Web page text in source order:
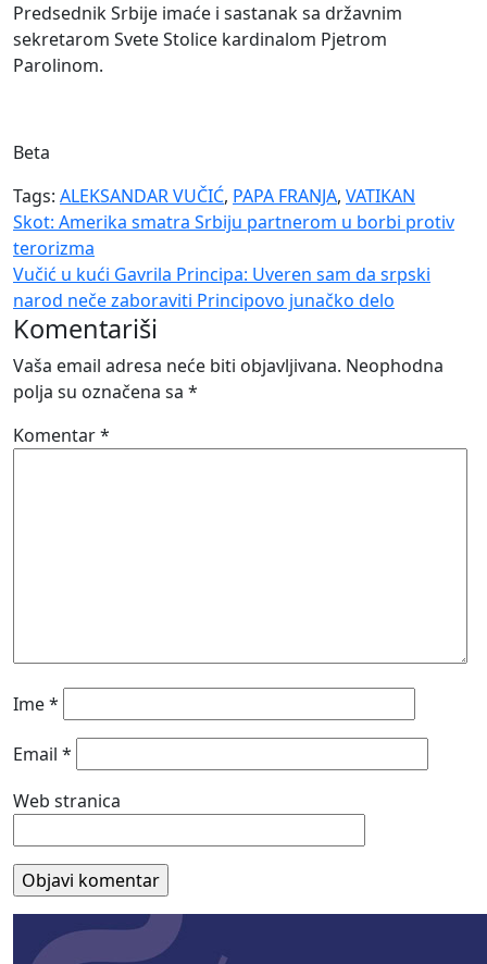
Predsednik Srbije imaće i sastanak sa državnim
sekretarom Svete Stolice kardinalom Pjetrom
Parolinom.
Beta
Tags: ALEKSANDAR VUČIĆ, PAPA FRANJA, VATIKAN
Navigacija
članaka
Skot: Amerika smatra Srbiju partnerom u borbi protiv
terorizma
Vučić u kući Gavrila Principa: Uveren sam da srpski
narod neče zaboraviti Principovo junačko delo
Komentariši
Vaša email adresa neće biti objavljivana. Neophodna
polja su označena sa *
Komentar*
Ime*
Email *
Web stranica